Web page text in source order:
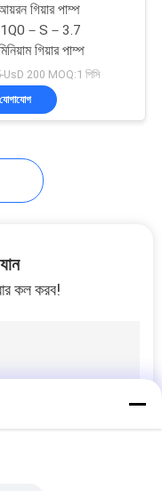
ভালভ
গিয়ার পাম্প
－S－3.7
গিয়ার পাম্প
UsD 200 MOQ:1 পিসি
যোগাযোগ
কল করব!